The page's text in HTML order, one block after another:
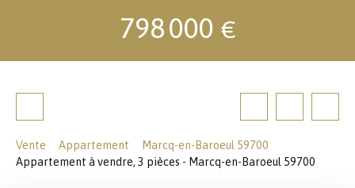
798 000 €
Vente Appartement
Marcq-en-Baroeul 59700
Appartement à vendre, 3 pièces - Marcq-en-Baroeul 59700